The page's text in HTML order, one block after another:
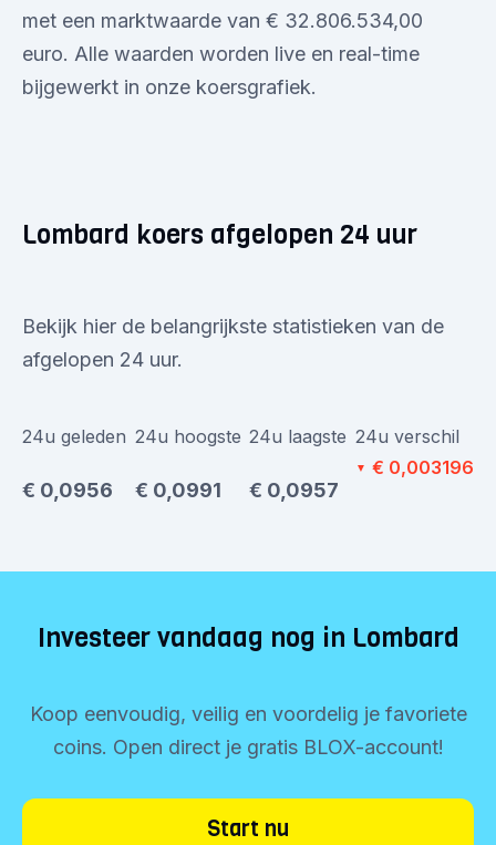
met een marktwaarde van € 32.806.534,00
euro. Alle waarden worden live en real-time
bijgewerkt in onze koersgrafiek.
Lombard koers afgelopen 24 uur
Bekijk hier de belangrijkste statistieken van de
afgelopen 24 uur.
24u geleden
€ 0,0956
24u hoogste
€ 0,0991
24u laagste
€ 0,0957
24u verschil
▼ € 0,003196
Investeer vandaag nog in Lombard
Koop eenvoudig, veilig en voordelig je favoriete
coins. Open direct je gratis BLOX-account!
Start nu